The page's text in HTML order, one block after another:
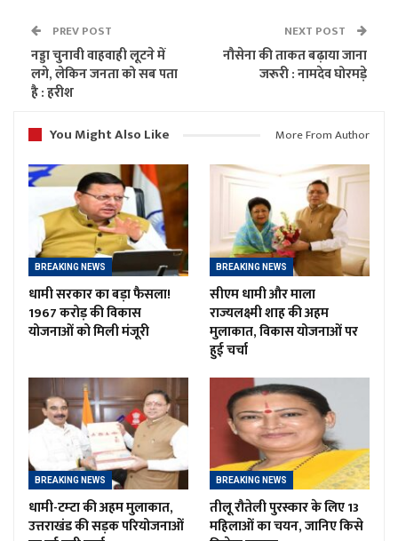
PREV POST
नड्डा चुनावी वाहवाही लूटने में
लगे, लेकिन जनता को सब पता
है : हरीश
NEXT POST
नौसेना की ताकत बढ़ाया जाना
जरूरी : नामदेव घोरमड़े
You Might Also Like More From Author
BREAKING NEWS
धामी सरकार का बड़ा फैसला!
1967 करोड़ की विकास
योजनाओं को मिली मंजूरी
BREAKING NEWS
सीएम धामी और माला
राज्यलक्ष्मी शाह की अहम
मुलाकात, विकास योजनाओं पर
हुई चर्चा
BREAKING NEWS
धामी-टम्टा की अहम मुलाकात,
उत्तराखंड की सड़क परियोजनाओं
BREAKING NEWS
तीलू रौतेली पुरस्कार के लिए 13
महिलाओं का चयन, जानिए किसे